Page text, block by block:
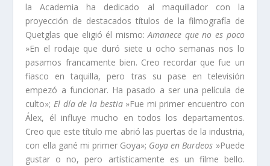
la Academia ha dedicado al maquillador con la
proyección de destacados títulos de la filmografía de
Quetglas que eligió él mismo:Amanece que no es poco
»En el rodaje que duró siete u ocho semanas nos lo
pasamos francamente bien. Creo recordar que fue un
fiasco en taquilla, pero tras su pase en televisión
empezó a funcionar. Ha pasado a ser una película de
culto»;El día de la bestia »Fue mi primer encuentro con
Álex, él influye mucho en todos los departamentos.
Creo que este título me abrió las puertas de la industria,
con ella gané mi primer Goya»; Goya en Burdeos »Puede
gustar o no, pero artísticamente es un filme bello.